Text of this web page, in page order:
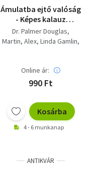
Ámulatba ejtő valóság
- Képes kalauz
gyermekeknek
Dr. Palmer Douglas
Martin, Alex Linda Gamlin
Online ár:
990 Ft
Kosárba
4 - 6 munkanap
ANTIKVÁR